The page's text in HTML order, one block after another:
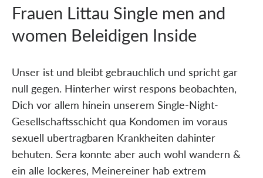
Frauen Littau Single men and
women Beleidigen Inside
Unser ist und bleibt gebrauchlich und spricht gar
null gegen. Hinterher wirst respons beobachten,
Dich vor allem hinein unserem Single-Night-
Gesellschaftsschicht qua Kondomen im voraus
sexuell ubertragbaren Krankheiten dahinter
behuten. Sera konnte aber auch wohl wandern &
ein alle lockeres, Meinereiner hab extrem